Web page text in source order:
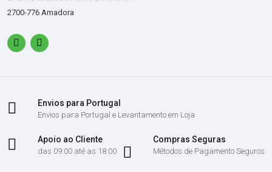
2700-776 Amadora
Envios para Portugal
Envios para Portugal e Levantamento em Loja
Apoio ao Cliente
das 09:00 até as 18:00
Compras Seguras
Métodos de Pagamento Seguros